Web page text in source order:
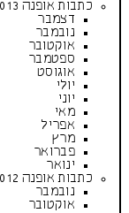
כתבות אופנה 2013
דצמבר
נובמבר
אוקטובר
ספטמבר
אוגוסט
יולי
יוני
מאי
אפריל
מרץ
פברואר
ינואר
כתבות אופנה 2012
נובמבר
אוקטובר